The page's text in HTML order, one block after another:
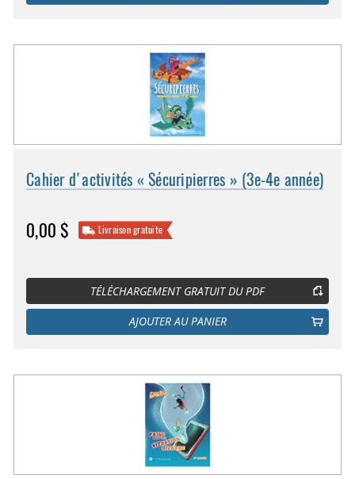
Cahier d'activités « Sécuripierres » (3e-4e année)
0,00 $ Livraison gratuite
TÉLÉCHARGEMENT GRATUIT DU PDF
AJOUTER AU PANIER